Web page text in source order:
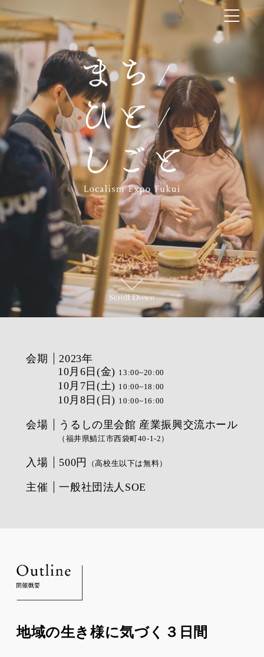
まち／ひと／しごと
会期
2023年
10月6日(金) 13:00~20:00
10月7日(土) 10:00~18:00
10月8日(日) 10:00~16:00
会場 うるしの里会館 産業振興交流ホール
（福井県鯖江市西袋町40-1-2）
入場 500円 （高校生以下は無料）
主催 一般社団法人SOE
地域の生き様に気づく３日間